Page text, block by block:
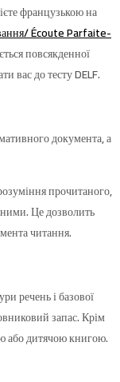
французькою на
Écoute Parfaite-
повсякденної
вас до тесту DELF.
документа, а
прочитаного,
Це дозволить
читання.
речень і базової
запас. Крім
або дитячою книгою.